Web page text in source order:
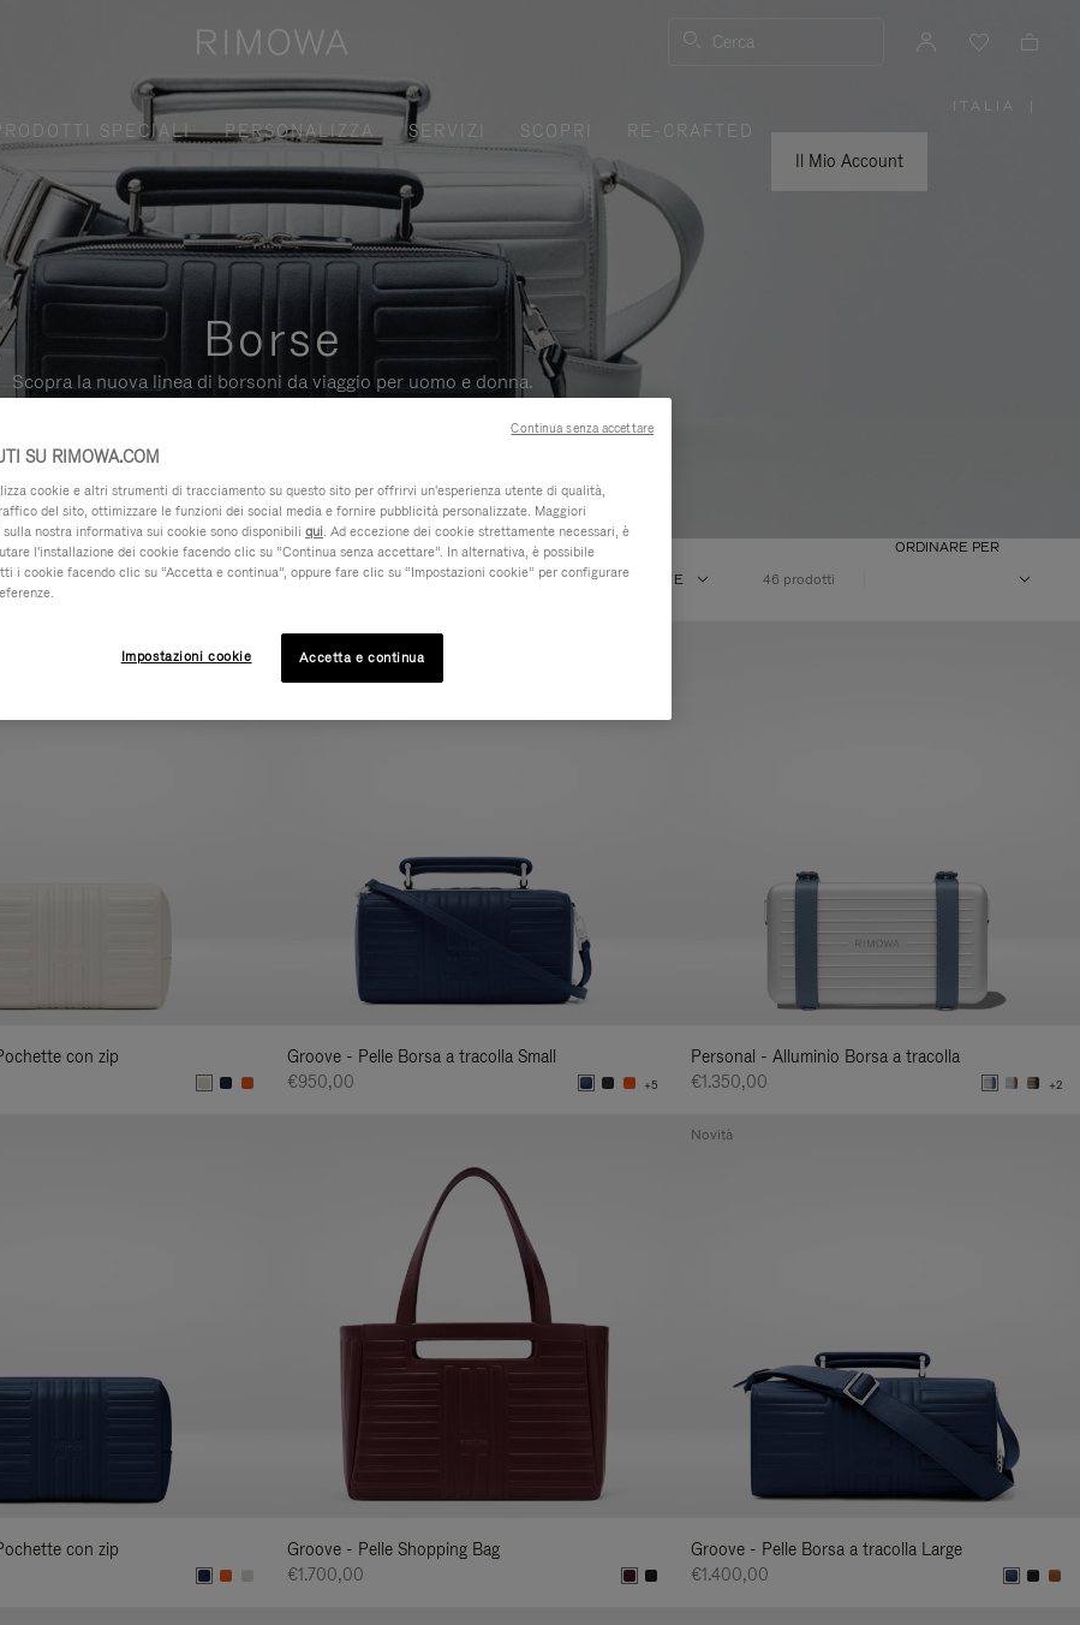
Cerca
SPECIALI PERSONALIZZA SERVIZI SCOPRI
RE-CRAFTED
Il Mio Account
ITALIA
Borse
Scopra la nuova linea di borsoni da viaggio per uomo e donna.
risultati
MATERIALE COLLEZIONE CARATTERISTICHE VOLUME 46 prodotti
ORDINARE PER
con zip
Groove - Pelle Borsa a tracolla Small
€950,00
+5
Personal - Alluminio Borsa a tracolla
€1.350,00
+2
con zip
Groove - Pelle Shopping Bag
€1.700,00
Groove - Pelle Borsa a tracolla Large
€1.400,00
Novità
SU RIMOWA.COM
cookie e altri strumenti di tracciamento su questo sito per offrirvi un'esperienza utente di qualità,
del sito, ottimizzare le funzioni dei social media e fornire pubblicità personalizzate. Maggiori
nostra informativa sui cookie sono disponibili qui. Ad eccezione dei cookie strettamente necessari, è
l'installazione dei cookie facendo clic su “Continua senza accettare”. In alternativa, è possibile
i cookie facendo clic su “Accetta e continua”, oppure fare clic su “Impostazioni cookie” per configurare
Impostazioni cookie Accetta e continua
Continua senza accettare